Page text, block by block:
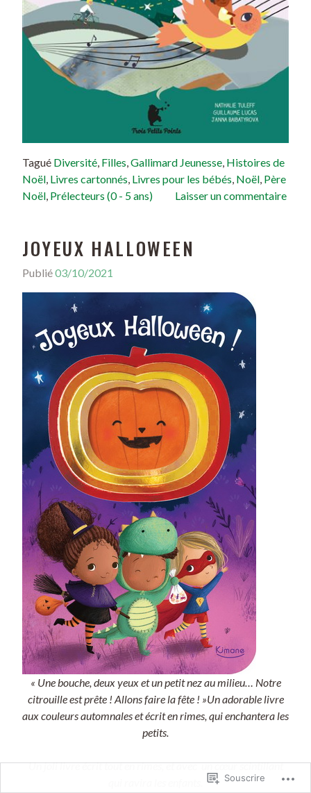
Tagué Diversité, Filles,Gallimard Jeunesse, Histoires de
Noël, Livres cartonnés, Livres pour les bébés, Noël, Père
Noël, Prélecteurs (0 - 5 ans) Laisser un commentaire
JOYEUX HALLOWEEN
Publié03/10/2021
« Une bouche, deux yeux et un petit nez au milieu… Notre
citrouille est prête ! Allons faire la fête ! »Un adorable livre
aux couleurs automnales et écrit en rimes, qui enchantera les
petits.
Un joli livre écrit tout en rimes, et avec un cœur scintillant
Souscrire